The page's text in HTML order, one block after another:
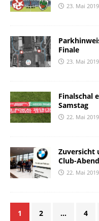
23. Mai 2019
Finale
23. Mai 2019
Finalschal
Samstag
22. Mai 2019
Zuversicht
Club-Abend
22. Mai 2019
1 2 … 4